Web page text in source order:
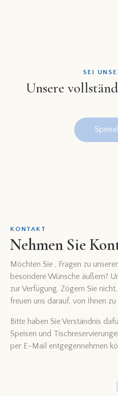
SEI
Unsere
KONTAKT
Nehmen Sie
Möchten Sie , Fragen zu
besondere Wünsche äußern?
zur Verfügung. Zögern Sie
freuen uns darauf, von Ihnen zu
Bitte haben Sie Verständnis
Speisen und
per E-Mail entgegennehmen